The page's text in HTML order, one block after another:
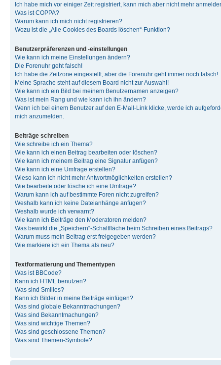
Ich habe mich vor einiger Zeit registriert, kann mich aber nicht mehr
Was ist COPPA?
Warum kann ich mich nicht registrieren?
Wozu ist die „Alle Cookies des Boards löschen“-Funktion?
Benutzerpräferenzen und -einstellungen
Wie kann ich meine Einstellungen ändern?
Die Forenuhr geht falsch!
Ich habe die Zeitzone eingestellt, aber die Forenuhr geht immer noch falsch!
Meine Sprache steht auf diesem Board nicht zur Auswahl!
Wie kann ich ein Bild bei meinem Benutzernamen anzeigen?
Was ist mein Rang und wie kann ich ihn ändern?
Wenn ich bei einem Benutzer auf den E-Mail-Link klicke, werde ich
mich anzumelden.
Beiträge schreiben
Wie schreibe ich ein Thema?
Wie kann ich einen Beitrag bearbeiten oder löschen?
Wie kann ich meinem Beitrag eine Signatur anfügen?
Wie kann ich eine Umfrage erstellen?
Wieso kann ich nicht mehr Antwortmöglichkeiten erstellen?
Wie bearbeite oder lösche ich eine Umfrage?
Warum kann ich auf bestimmte Foren nicht zugreifen?
Weshalb kann ich keine Dateianhänge anfügen?
Weshalb wurde ich verwarnt?
Wie kann ich Beiträge den Moderatoren melden?
Was bewirkt die „Speichern“-Schaltfläche beim Schreiben eines Beitrags?
Warum muss mein Beitrag erst freigegeben werden?
Wie markiere ich ein Thema als neu?
Textformatierung und Thementypen
Was ist BBCode?
Kann ich HTML benutzen?
Was sind Smilies?
Kann ich Bilder in meine Beiträge einfügen?
Was sind globale Bekanntmachungen?
Was sind Bekanntmachungen?
Was sind wichtige Themen?
Was sind geschlossene Themen?
Was sind Themen-Symbole?